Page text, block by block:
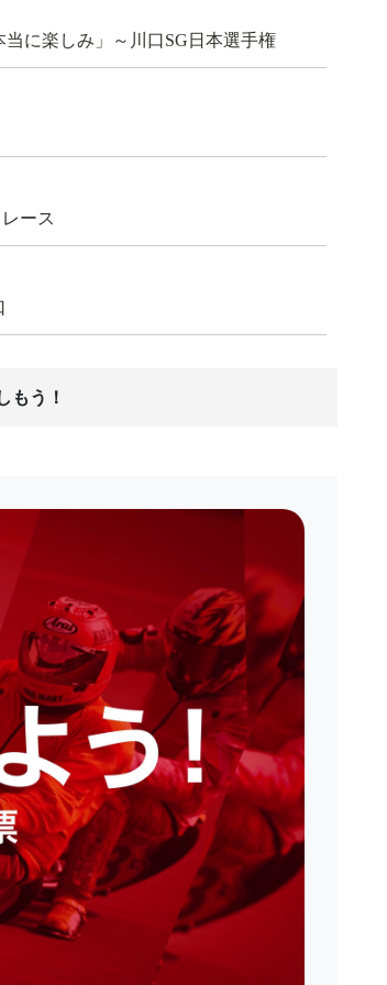
に楽しみ」～川口SG日本選手権
ース
もう！